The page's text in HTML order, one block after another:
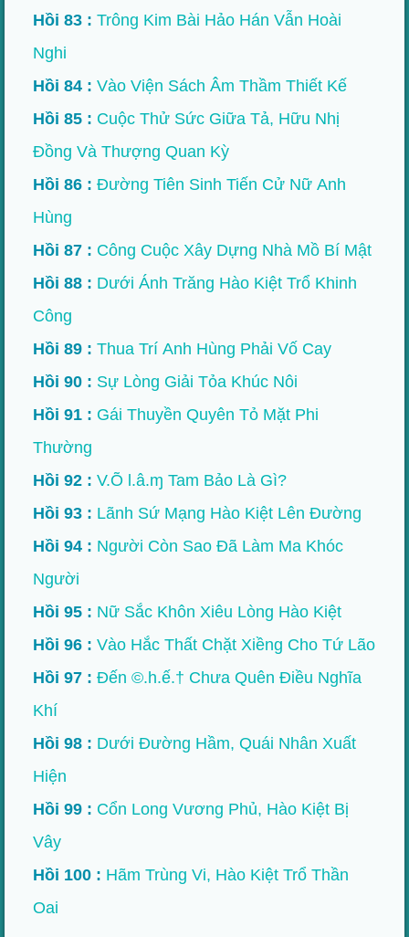
Hồi 83 : Trông Kim Bài Hảo Hán Vẫn Hoài
Nghi
Hồi 84 : Vào Viện Sách Âm Thầm Thiết Kế
Hồi 85 : Cuộc Thử Sức Giữa Tả, Hữu Nhị
Đồng Và Thượng Quan Kỳ
Hồi 86 : Đường Tiên Sinh Tiến Cử Nữ Anh
Hùng
Hồi 87 : Công Cuộc Xây Dựng Nhà Mồ Bí Mật
Hồi 88 : Dưới Ánh Trăng Hào Kiệt Trổ Khinh
Công
Hồi 89 : Thua Trí Anh Hùng Phải Vố Cay
Hồi 90 : Sự Lòng Giải Tỏa Khúc Nôi
Hồi 91 : Gái Thuyền Quyên Tỏ Mặt Phi
Thường
Hồi 92 : V.Õ l.â.ɱ Tam Bảo Là Gì?
Hồi 93 : Lãnh Sứ Mạng Hào Kiệt Lên Đường
Hồi 94 : Người Còn Sao Đã Làm Ma Khóc
Người
Hồi 95 : Nữ Sắc Khôn Xiêu Lòng Hào Kiệt
Hồi 96 : Vào Hắc Thất Chặt Xiềng Cho Tứ Lão
Hồi 97 : Đến ©.h.ế.† Chưa Quên Điều Nghĩa
Khí
Hồi 98 : Dưới Đường Hầm, Quái Nhân Xuất
Hiện
Hồi 99 : Cổn Long Vương Phủ, Hào Kiệt Bị
Vây
Hồi 100 : Hãm Trùng Vi, Hào Kiệt Trổ Thần
Oai